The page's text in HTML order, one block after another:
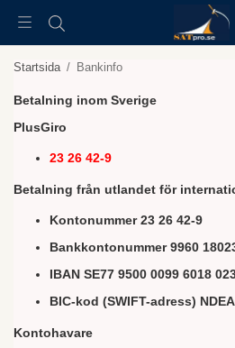
Startsida / Bankinfo
Betalning inom Sverige
PlusGiro
23 26 42-9
Betalning från utlandet för
Kontonummer 23 26 42-9
Bankkontonummer 9960
IBAN SE77 9500 0099 6018
BIC-kod (SWIFT-adress)
Kontohavare